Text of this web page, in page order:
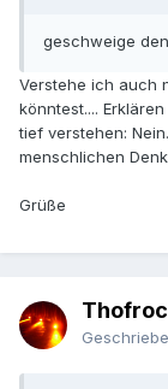
geschweige
Verstehe ich auch
könntest....
tief verstehen:
menschlichen
Grüße